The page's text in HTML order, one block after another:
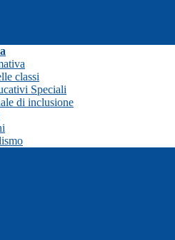
classi
Speciali
di inclusione